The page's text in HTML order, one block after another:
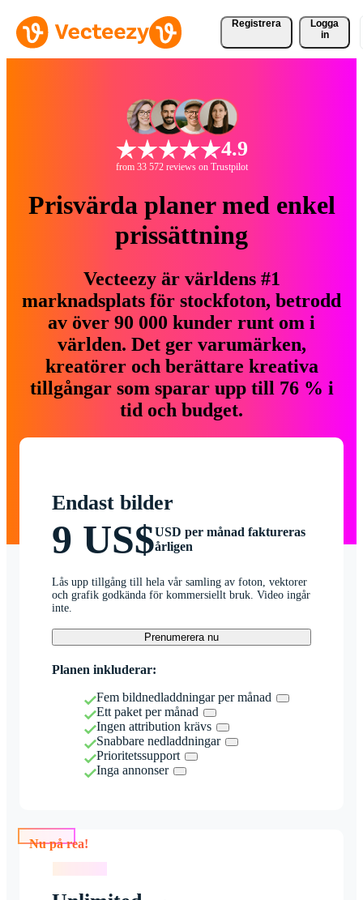
Registrera
Logga
in
4.9
from 33 572 reviews on Trustpilot
Prisvärda planer med enkel
prissättning
Vecteezy är världens #1
marknadsplats för stockfoton, betrodd
av över 90 000 kunder runt om i
världen. Det ger varumärken,
kreatörer och berättare kreativa
tillgångar som sparar upp till 76 % i
tid och budget.
Endast bilder
9 US$USD per månad faktureras
årligen
Lås upp tillgång till hela vår samling av foton, vektorer
och grafik godkända för kommersiellt bruk. Video ingår
inte.
Prenumerera nu
Planen inkluderar:
Fem bildnedladdningar per månad
Ett paket per månad
Ingen attribution krävs
Snabbare nedladdningar
Prioritetssupport
Inga annonser
Nu på rea!